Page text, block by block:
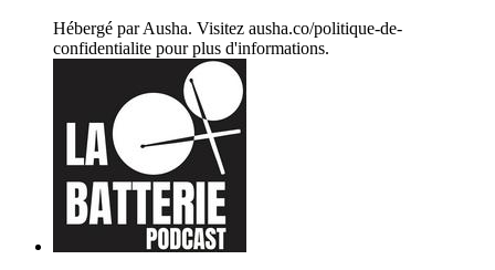
Hébergé par Ausha. Visitez ausha.co/politique-de-
confidentialite pour plus d'informations.